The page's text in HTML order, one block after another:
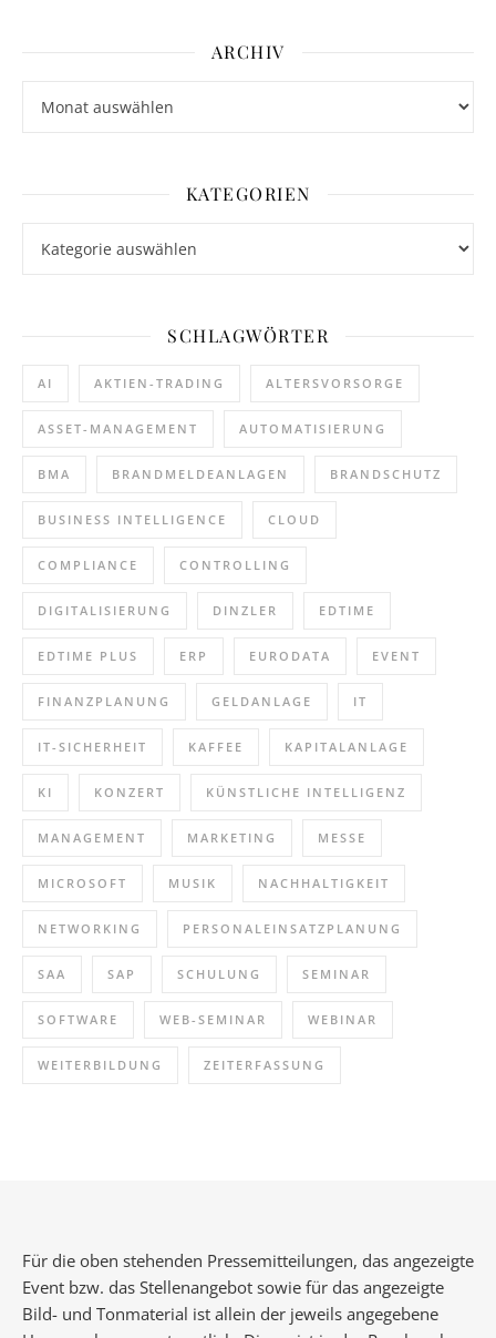
ARCHIV
KATEGORIEN
SCHLAGWÖRTER
AI AKTIEN-TRADING ALTERSVORSORGE
ASSET-MANAGEMENT AUTOMATISIERUNG
BMA BRANDMELDEANLAGEN BRANDSCHUTZ
BUSINESS INTELLIGENCE CLOUD
COMPLIANCE CONTROLLING
DIGITALISIERUNG DINZLER EDTIME
EDTIME PLUS ERP EURODATA EVENT
FINANZPLANUNG GELDANLAGE IT
IT-SICHERHEIT KAFFEE KAPITALANLAGE
KI KONZERT KÜNSTLICHE INTELLIGENZ
MANAGEMENT MARKETING MESSE
MICROSOFT MUSIK NACHHALTIGKEIT
NETWORKING PERSONALEINSATZPLANUNG
SAA SAP SCHULUNG SEMINAR
SOFTWARE WEB-SEMINAR WEBINAR
WEITERBILDUNG ZEITERFASSUNG
Für die oben stehenden Pressemitteilungen, das angezeigte
Event bzw. das Stellenangebot sowie für das angezeigte
Bild- und Tonmaterial ist allein der jeweils angegebene